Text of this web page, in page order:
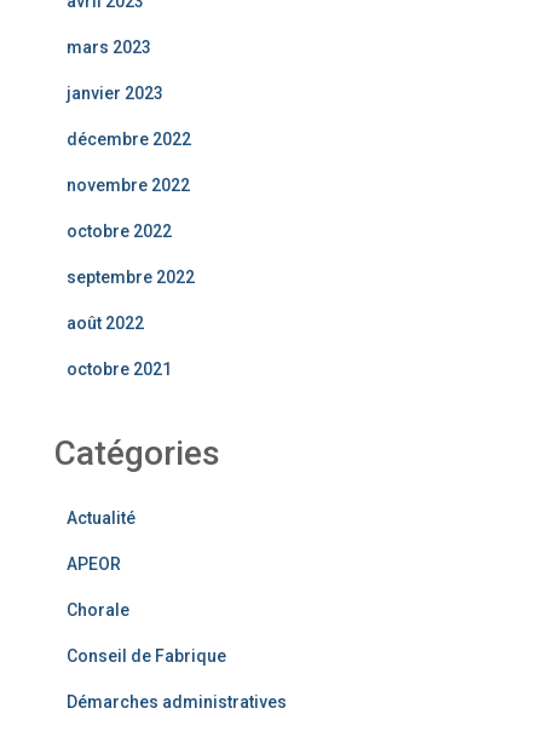
mars 2023
janvier 2023
décembre 2022
novembre 2022
octobre 2022
septembre 2022
août 2022
octobre 2021
Catégories
Actualité
APEOR
Chorale
Conseil de Fabrique
Démarches administratives